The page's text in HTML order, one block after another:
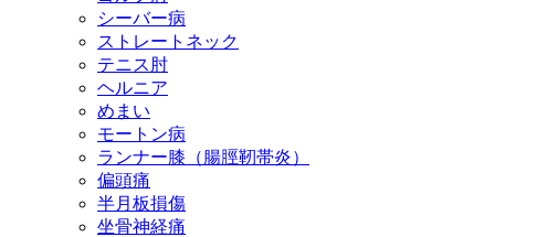
シーバー病
ストレートネック
テニス肘
ヘルニア
めまい
モートン病
ランナー膝（腸脛靭帯炎）
偏頭痛
半月板損傷
坐骨神経痛